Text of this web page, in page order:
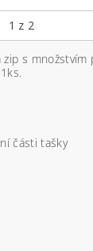
1 z 2
s množstvím
části tašky